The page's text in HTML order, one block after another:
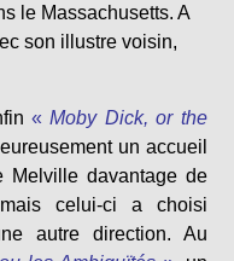
le Massachusetts. A
son illustre voisin,
«Moby Dick, or the
un accueil
Melville davantage de
celui-ci a choisi
autre direction. Au